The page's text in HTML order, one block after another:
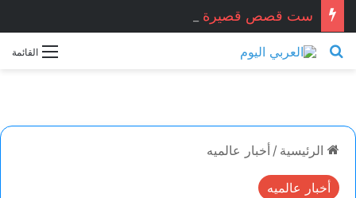
القائمة بحث عن
الرئيسية / أخبار عالميه
أخبار عالميه